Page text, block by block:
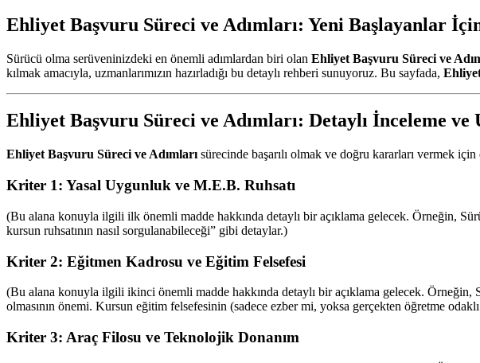
Ehliyet Başvuru Süreci ve Adımları: Yeni Başlayanlar
Sürücü olma serüveninizdeki en önemli adımlardan biri olan Ehliyet Başvuru Süreci ve
kılmak amacıyla, uzmanlarımızın hazırladığı bu detaylı rehberi sunuyoruz. Bu sayfada,
Ehliyet Başvuru Süreci ve Adımları: Detaylı İnceleme ve
Ehliyet Başvuru Süreci ve Adımları sürecinde başarılı olmak ve doğru kararları vermek
Kriter 1: Yasal Uygunluk ve M.E.B. Ruhsatı
(Bu alana konuyla ilgili ilk önemli madde hakkında detaylı bir açıklama gelecek. Örneğin,
kursun ruhsatının nasıl sorgulanabileceği” gibi detaylar.)
Kriter 2: Eğitmen Kadrosu ve Eğitim Felsefesi
(Bu alana konuyla ilgili ikinci önemli madde hakkında detaylı bir açıklama gelecek.
olmasının önemi. Kursun eğitim felsefesinin (sadece ezber mi, yoksa gerçekten öğretme odaklı
Kriter 3: Araç Filosu ve Teknolojik Donanım